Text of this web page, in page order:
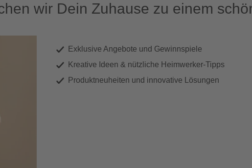
wir Dein Zuhause zu einem
Exklusive Angebote und Gewinnspiele
Kreative Ideen & nützliche Heimwerker-Tipps
Produktneuheiten und innovative Lösungen